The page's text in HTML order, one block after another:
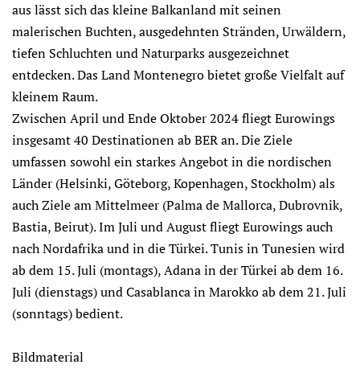
aus lässt sich das kleine Balkanland mit seinen
malerischen Buchten, ausgedehnten Stränden, Urwäldern,
tiefen Schluchten und Naturparks ausgezeichnet
entdecken. Das Land Montenegro bietet große Vielfalt auf
kleinem Raum.
Zwischen April und Ende Oktober 2024 fliegt Eurowings
insgesamt 40 Destinationen ab BER an. Die Ziele
umfassen sowohl ein starkes Angebot in die nordischen
Länder (Helsinki, Göteborg, Kopenhagen, Stockholm) als
auch Ziele am Mittelmeer (Palma de Mallorca, Dubrovnik,
Bastia, Beirut). Im Juli und August fliegt Eurowings auch
nach Nordafrika und in die Türkei. Tunis in Tunesien wird
ab dem 15. Juli (montags), Adana in der Türkei ab dem 16.
Juli (dienstags) und Casablanca in Marokko ab dem 21. Juli
(sonntags) bedient.
Bildmaterial